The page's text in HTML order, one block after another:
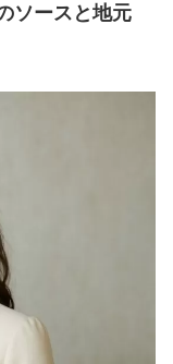
ソースと地元